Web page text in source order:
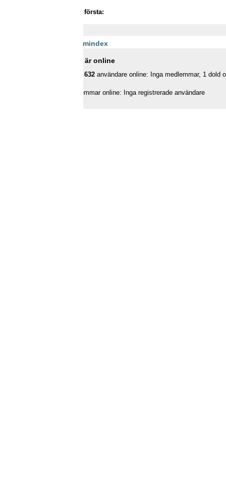
Skriv ut första:
Forumindex
Vilka är online
632 användare online: Inga medlemmar, 1
Medlemmar online: Inga registrerade användare